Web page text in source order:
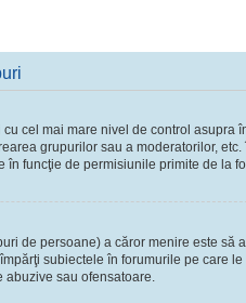
cel mai mare nivel de control
grupurilor sau a moderatorilor,
în funcţie de permisiunile primite de la
de persoane) a căror menire este
subiectele în forumurile pe care
abuzive sau ofensatoare.